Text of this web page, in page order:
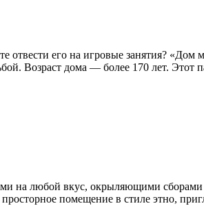
отвести его на игровые занятия?
Возраст дома — более 170 лет.
на любой вкус, окрыляющими
помещение в стиле этно,